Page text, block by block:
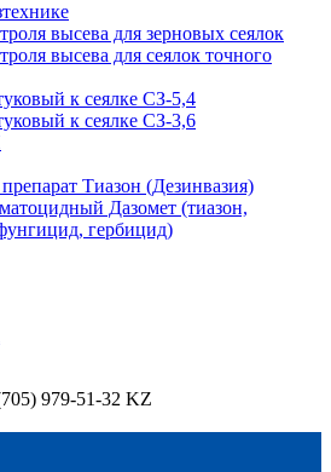
высева для зерновых сеялок
высева для сеялок точного
к сеялке СЗ-5,4
к сеялке СЗ-3,6
Тиазон (Дезинвазия)
Дазомет (тиазон,
гербицид)
979-51-32 KZ